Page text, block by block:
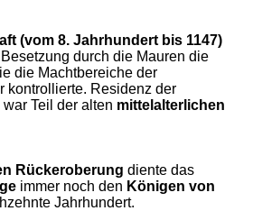
(vom 8. Jahrhundert bis 1147)
durch die Mauren die
die Machtbereiche der
kontrollierte. Residenz der
Teil der alten mittelalterlichen
Rückeroberung diente das
immer noch den Königen von
Jahrhundert.